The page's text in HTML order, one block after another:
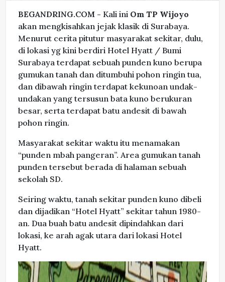
BEGANDRING.COM - Kali ini Om TP Wijoyo
akan mengkisahkan jejak klasik di Surabaya.
Menurut cerita pitutur masyarakat sekitar, dulu,
di lokasi yg kini berdiri Hotel Hyatt / Bumi
Surabaya terdapat sebuah punden kuno berupa
gumukan tanah dan ditumbuhi pohon ringin tua,
dan dibawah ringin terdapat kekunoan undak-
undakan yang tersusun bata kuno berukuran
besar, serta terdapat batu andesit di bawah
pohon ringin.
Masyarakat sekitar waktu itu menamakan
“punden mbah pangeran”. Area gumukan tanah
punden tersebut berada di halaman sebuah
sekolah SD.
Seiring waktu, tanah sekitar punden kuno dibeli
dan dijadikan “Hotel Hyatt” sekitar tahun 1980-
an. Dua buah batu andesit dipindahkan dari
lokasi, ke arah agak utara dari lokasi Hotel
Hyatt.